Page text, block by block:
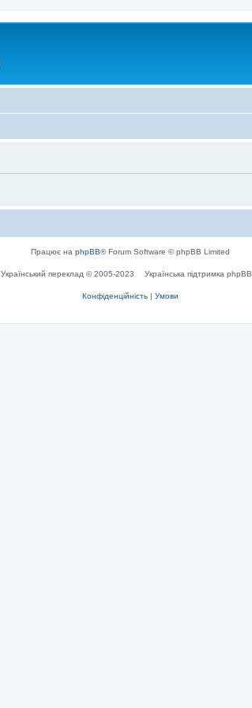
Працює на phpBB® Forum Software © phpBB Limited
Український переклад © 2005-2023 Українська підтримка phpBB
Конфіденційність | Умови